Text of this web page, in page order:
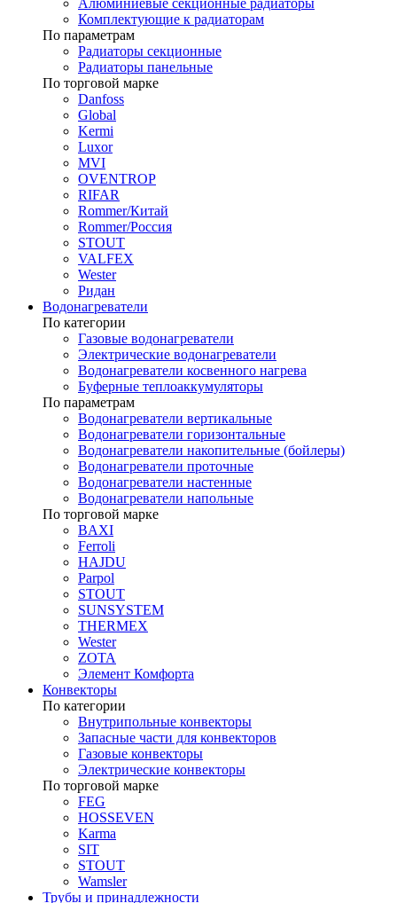
Алюминиевые секционные радиаторы
Комплектующие к радиаторам
По параметрам
Радиаторы секционные
Радиаторы панельные
По торговой марке
Danfoss
Global
Kermi
Luxor
MVI
OVENTROP
RIFAR​
Rommer/Китай
Rommer/Россия
STOUT
VALFEX
Wester
Ридан
Водонагреватели
По категории
Газовые водонагреватели
Электрические водонагреватели
Водонагреватели косвенного нагрева
Буферные теплоаккумуляторы
По параметрам
Водонагреватели вертикальные
Водонагреватели горизонтальные
Водонагреватели накопительные (бойлеры)
Водонагреватели проточные
Водонагреватели настенные
Водонагреватели напольные
По торговой марке
BAXI
Ferroli
HAJDU
Parpol
STOUT
SUNSYSTEM
THERMEX
Wester
ZOTA
Элемент Комфорта
Конвекторы
По категории
Внутрипольные конвекторы
Запасные части для конвекторов
Газовые конвекторы
Электрические конвекторы
По торговой марке
FEG
HOSSEVEN
Karma
SIT
STOUT
Wamsler
Трубы и принадлежности